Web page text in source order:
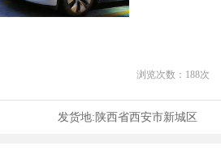
浏览次数： 188次
发货地:陕西省西安市新城区